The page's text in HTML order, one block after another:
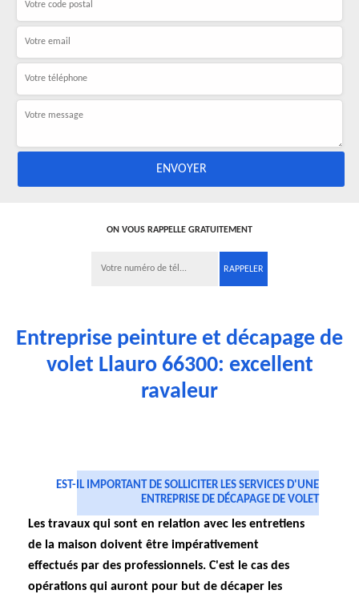
ON VOUS RAPPELLE GRATUITEMENT
Entreprise peinture et décapage de
volet Llauro 66300: excellent
ravaleur
EST-IL IMPORTANT DE SOLLICITER LES SERVICES D'UNE
ENTREPRISE DE DÉCAPAGE DE VOLET
Les travaux qui sont en relation avec les entretiens
de la maison doivent être impérativement
effectués par des professionnels. C'est le cas des
opérations qui auront pour but de décaper les